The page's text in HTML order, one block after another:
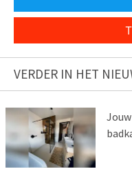
VERDER IN HET